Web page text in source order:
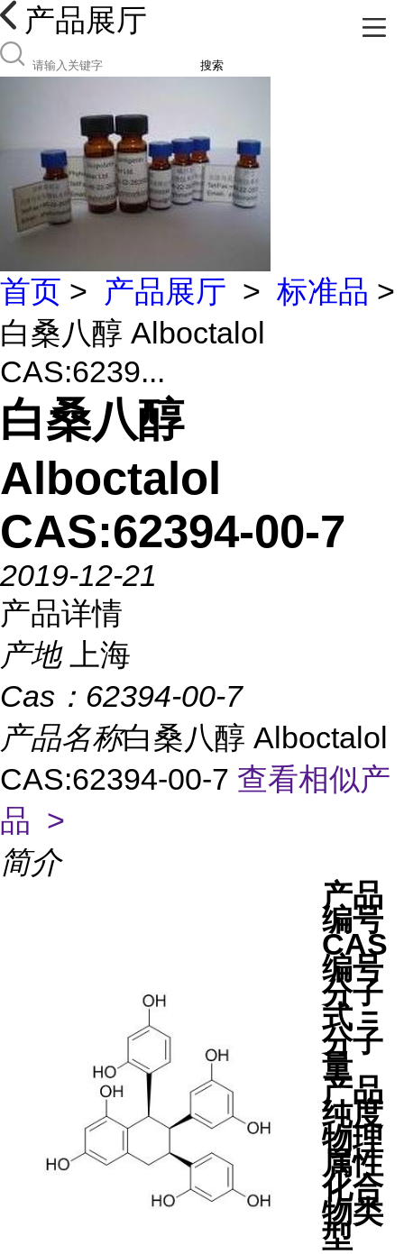
产品展厅
搜索
首页 > 产品展厅 > 标准品 >
白桑八醇 Alboctalol
CAS:6239...
白桑八醇
Alboctalol
CAS:62394-00-7
2019-12-21
产品详情
产地
上海
Cas： 62394-00-7
产品名称白桑八醇 Alboctalol
CAS:62394-00-7 查看相似产
品 >
简介
产品
编号
CAS
编号
分子
式 =
分子
量
产品
纯度
物理
属性
化合
物类
型